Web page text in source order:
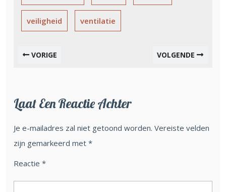
veiligheid ventilatie
VORIGE VOLGENDE
Laat Een Reactie Achter
Je e-mailadres zal niet getoond worden. Vereiste velden
zijn gemarkeerd met *
Reactie *